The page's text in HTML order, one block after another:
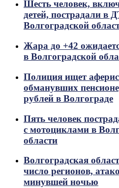
Шесть человек,
детей, пострадали в
Волгоградской
Жара до +42
в Волгоградской
Полиция ищет
обманувших
рублей в Волгограде
Пять человек
с мотоциклами в
области
Волгоградская
число регионов,
минувшей ночью